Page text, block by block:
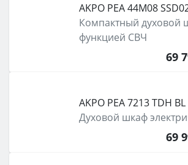
AKPO PEA 44M08
Компактный духовой
функцией СВЧ
69
AKPO PEA 7213 TDH BL
Духовой шкаф
69